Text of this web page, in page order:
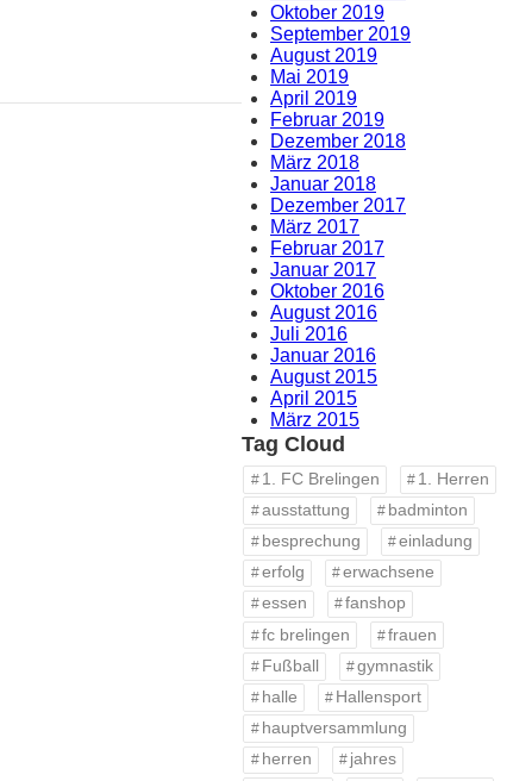
Oktober 2019
September 2019
August 2019
Mai 2019
April 2019
Februar 2019
Dezember 2018
März 2018
Januar 2018
Dezember 2017
März 2017
Februar 2017
Januar 2017
Oktober 2016
August 2016
Juli 2016
Januar 2016
August 2015
April 2015
März 2015
Tag Cloud
1. FC Brelingen
1. Herren
ausstattung
badminton
besprechung
einladung
erfolg
erwachsene
essen
fanshop
fc brelingen
frauen
Fußball
gymnastik
halle
Hallensport
hauptversammlung
herren
jahres